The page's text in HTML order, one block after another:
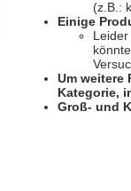
(z.B.:
Einige
Um weitere
Kategorie,
Groß- und